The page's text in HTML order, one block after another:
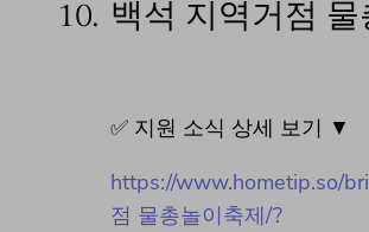
10. 백석 지역거점 물
✅ 지원 소식 상세 보기 ▼
https://www.hometip.so/
점 물총놀이축제/?